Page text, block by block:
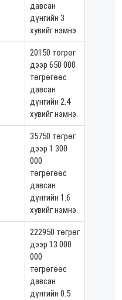
давсан
дүнгийн 3
хувийг нэмнэ.
20150 төгрөг
дээр 650 000
төгрөгөөс
давсан
дүнгийн 2.4
хувийг нэмнэ.
35750 төгрөг
дээр 1 300
000
төгрөгөөс
давсан
дүнгийн 1.6
хувийг нэмнэ.
222950 төгрөг
дээр 13 000
000
төгрөгөөс
давсан
дүнгийн 0.5